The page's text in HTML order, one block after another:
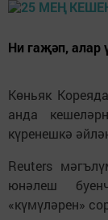
Ни гаҗәп, алар
Көньяк
анда
күренешкә
Reuters
юнәлеш
«күмүләрен»